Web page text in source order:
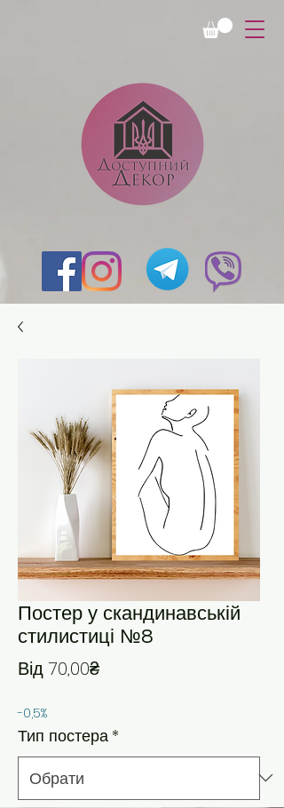
Постер у скандинавській
стилистиці №8
Від70,00₴За розпродажем
-0,5%
Тип постера *